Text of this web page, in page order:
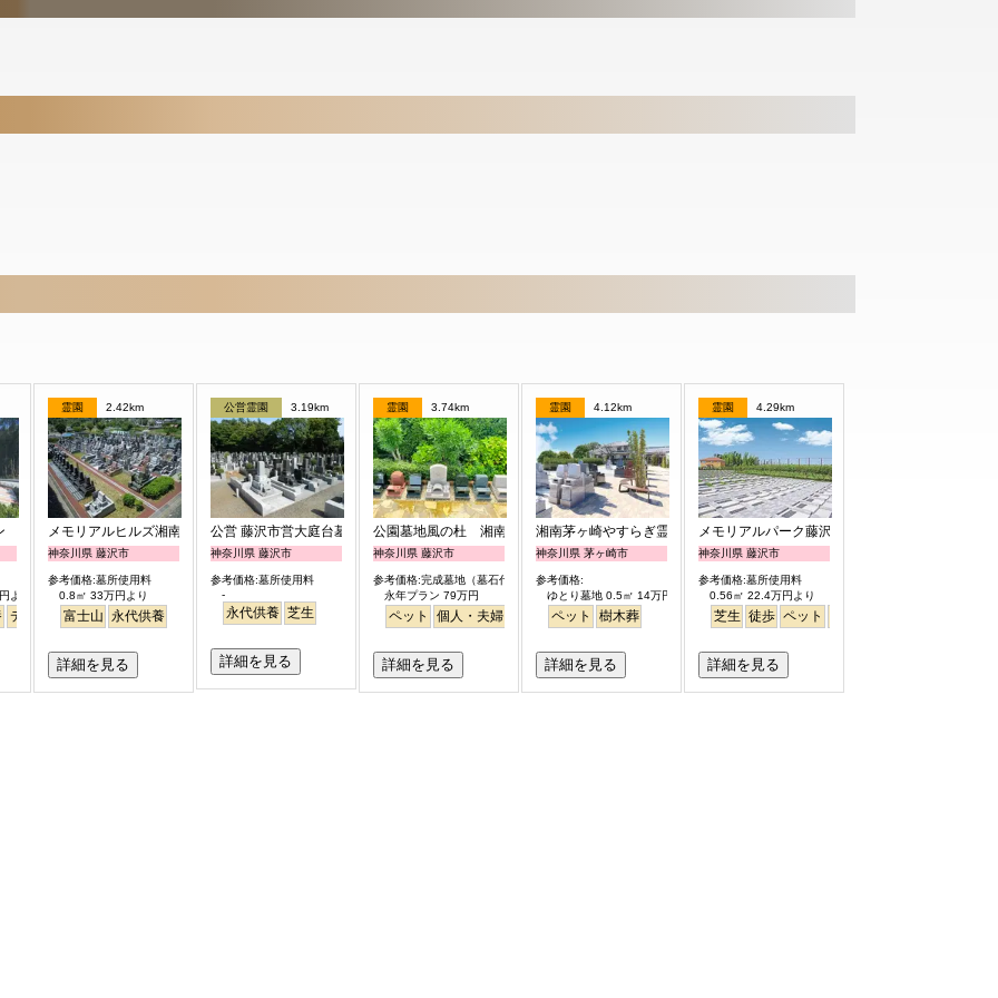
ニング 公園墓地 芝生 デザイン 高級 桜 バリアフリー 富士山 明るい
より
デザイン 明るい
霊園 2.42km
メモリアルヒルズ湘南
神奈川県 藤沢市
参考価格:墓所使用料
0.8㎡ 33万円より
富士山 永代供養
詳細を見る
公営霊園 3.19km
公営 藤沢市営大庭台墓園
神奈川県 藤沢市
参考価格:墓所使用料
-
永代供養 芝生
詳細を見る
霊園 3.74km
公園墓地風の杜 湘南庭苑
神奈川県 藤沢市
参考価格:完成墓地（墓石代含）
永年プラン 79万円
ペット 個人・夫婦 永代供養 樹木葬 公園墓地 デザイン 桜 バリアフリー
詳細を見る
霊園 4.12km
湘南茅ヶ崎やすらぎ霊園
神奈川県 茅ヶ崎市
参考価格:
ゆとり墓地 0.5㎡ 14万円より
ペット 樹木葬
詳細を見る
霊園 4.29km
メモリアルパーク藤沢
神奈川県 藤沢市
参考価格:墓所使用料
0.56㎡ 22.4万円より
芝生 徒歩 ペット
詳細を見る